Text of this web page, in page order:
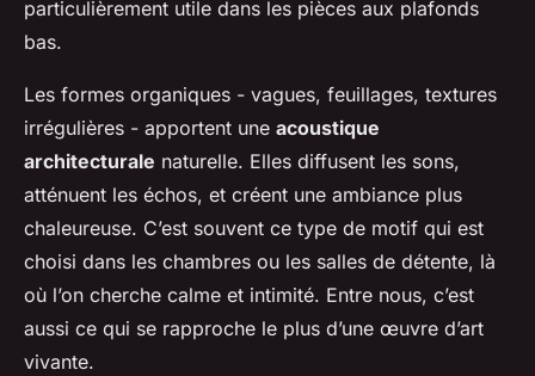
particulièrement utile dans les pièces aux plafonds
bas.
Les formes organiques - vagues, feuillages, textures
irrégulières - apportent une acoustique
architecturale naturelle. Elles diffusent les sons,
atténuent les échos, et créent une ambiance plus
chaleureuse. C’est souvent ce type de motif qui est
choisi dans les chambres ou les salles de détente, là
où l’on cherche calme et intimité. Entre nous, c’est
aussi ce qui se rapproche le plus d’une œuvre d’art
vivante.